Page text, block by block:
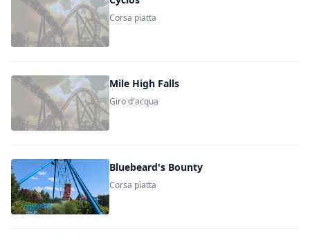
Corsa piatta
Mile High Falls
Giro d'acqua
Bluebeard's Bounty
Corsa piatta